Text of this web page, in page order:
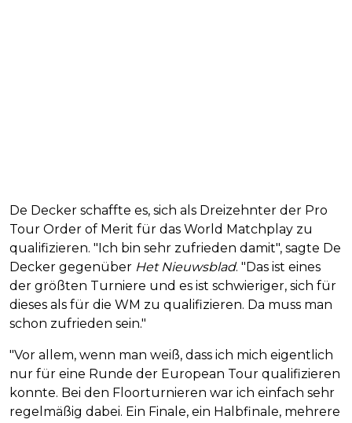
De Decker schaffte es, sich als Dreizehnter der Pro
Tour Order of Merit für das World Matchplay zu
qualifizieren. "Ich bin sehr zufrieden damit", sagte De
Decker gegenüber Het Nieuwsblad. "Das ist eines
der größten Turniere und es ist schwieriger, sich für
dieses als für die WM zu qualifizieren. Da muss man
schon zufrieden sein."
"Vor allem, wenn man weiß, dass ich mich eigentlich
nur für eine Runde der European Tour qualifizieren
konnte. Bei den Floorturnieren war ich einfach sehr
regelmäßig dabei. Ein Finale, ein Halbfinale, mehrere